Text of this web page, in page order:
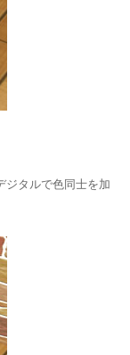
ジタルで色同士を加